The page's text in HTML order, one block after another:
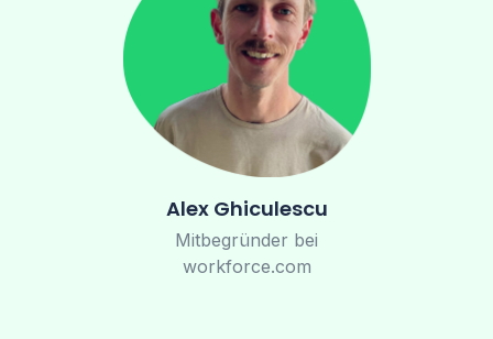
Alex Ghiculescu
Mitbegründer bei
workforce.com